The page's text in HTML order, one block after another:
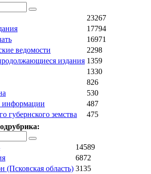
23267
17794
16971
ведомости
2298
издания 1359
1330
826
530
информации
487
губернского земства
475
14589
6872
(Псковская область) 3135